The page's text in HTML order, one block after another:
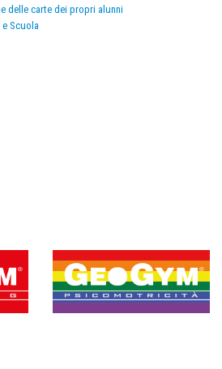
delle carte dei propri alunni
Scuola